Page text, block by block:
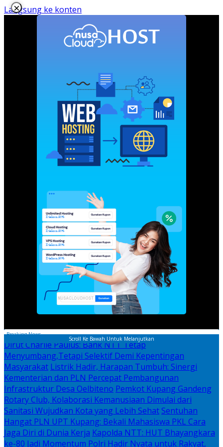
Langsung ke konten
×
Scroll Ke Bawah Untuk Melanjutkan
Breaking News
Dirut Charlie Paulus: Bank NTT Tetap
Menyumbang,Tetapi Selektif Demi Kepentingan
Masyarakat Listrik Hadir, Harapan Tumbuh: Sinergi
Kementerian dan PLN Percepat Pembangunan
Infrastruktur Desa Oelbiteno Pemkot Kupang Gandeng
Rotary Club, Kolaborasi Kemanusiaan Dimulai dari
Sanitasi Wujudkan Kota yang Lebih Sehat Sentuhan
Hangat PLN UPT Kupang: Bekali Mahasiswa PKL Cara
Jaga Diri di Dunia Kerja Kapolda NTT: HUT Bhayangkara
ke-80 Jadi Momentum Polri Hadir Nyata untuk Rakyat,